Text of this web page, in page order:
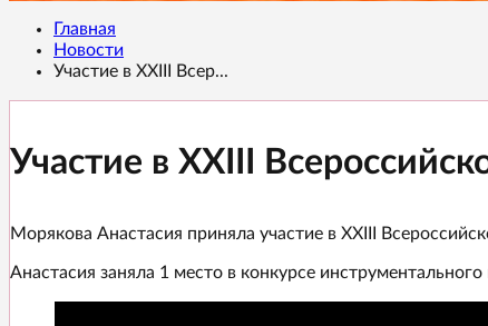
Главная
Новости
Участие в XXIII Всер...
Участие в XXIII
Морякова Анастасия приняла участие в XXIII
Анастасия заняла 1 место в конкурсе